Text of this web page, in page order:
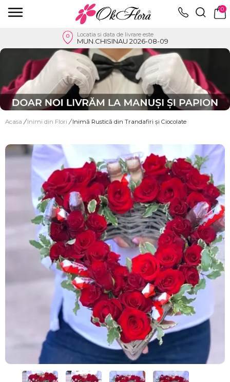
0
Locatia si data de livrare este
MUN.CHISINAU 2026-08-09
Acasa / Inimi din Flori / Inimă Rustică din Trandafiri și Ciocolate